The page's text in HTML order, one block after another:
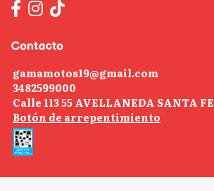
Contacto
gamamotos19@gmail.com
3482599000
Calle 113 55 AVELLANEDA SANTA FE
Botón de arrepentimiento